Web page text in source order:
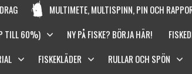
MULTIMETE, MULTISPINN, PIN OCH
TILL 60%) NY PÅ FISKE? BÖRJA HÄR!
FISKEKLÄDER RULLAR OCH SPÖN